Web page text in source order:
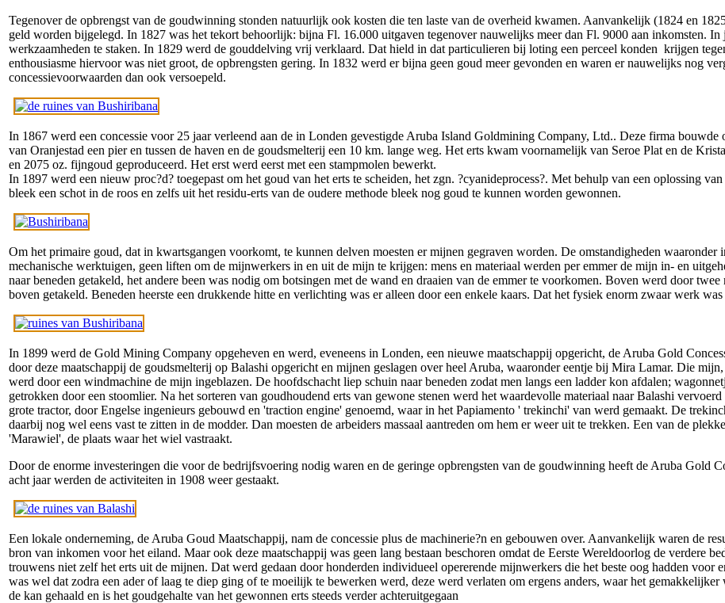
Tegenover de opbrengst van de goudwinning stonden natuurlijk ook kosten die ten laste van de overheid kwamen. Aanvankelijk (1824 en
geld worden bijgelegd. In 1827 was het tekort behoorlijk: bijna Fl. 16.000 uitgaven tegenover nauwelijks meer dan Fl. 9000 aan inkomsten.
werkzaamheden te staken. In 1829 werd de gouddelving vrij verklaard. Dat hield in dat particulieren bij loting een perceel konden krijgen
enthousiasme hiervoor was niet groot, de opbrengsten gering. In 1832 werd er bijna geen goud meer gevonden en waren er nauwelijks nog
concessievoorwaarden dan ook versoepeld.
In 1867 werd een concessie voor 25 jaar verleend aan de in Londen gevestigde Aruba Island Goldmining Company, Ltd.. Deze firma
van Oranjestad een pier en tussen de haven en de goudsmelterij een 10 km. lange weg. Het erts kwam voornamelijk van Seroe Plat en de
en 2075 oz. fijngoud geproduceerd. Het erst werd eerst met een stampmolen bewerkt.
In 1897 werd een nieuw proc?d? toegepast om het goud van het erts te scheiden, het zgn. ?cyanideprocess?. Met behulp van een oplossing
bleek een schot in de roos en zelfs uit het residu-erts van de oudere methode bleek nog goud te kunnen worden gewonnen.
Om het primaire goud, dat in kwartsgangen voorkomt, te kunnen delven moesten er mijnen gegraven worden. De omstandigheden
mechanische werktuigen, geen liften om de mijnwerkers in en uit de mijn te krijgen: mens en materiaal werden per emmer de mijn in- en
naar beneden getakeld, het andere been was nodig om botsingen met de wand en draaien van de emmer te voorkomen. Boven werd door
boven getakeld. Beneden heerste een drukkende hitte en verlichting was er alleen door een enkele kaars. Dat het fysiek enorm zwaar werk
In 1899 werd de Gold Mining Company opgeheven en werd, eveneens in Londen, een nieuwe maatschappij opgericht, de Aruba Gold
door deze maatschappij de goudsmelterij op Balashi opgericht en mijnen geslagen over heel Aruba, waaronder eentje bij Mira Lamar. Die
werd door een windmachine de mijn ingeblazen. De hoofdschacht liep schuin naar beneden zodat men langs een ladder kon afdalen;
getrokken door een stoomlier. Na het sorteren van goudhoudend erts van gewone stenen werd het waardevolle materiaal naar Balashi
grote tractor, door Engelse ingenieurs gebouwd en 'traction engine' genoemd, waar in het Papiamento ' trekinchi' van werd gemaakt. De
daarbij nog wel eens vast te zitten in de modder. Dan moesten de arbeiders massaal aantreden om hem er weer uit te trekken. Een van de
'Marawiel', de plaats waar het wiel vastraakt.
Door de enorme investeringen die voor de bedrijfsvoering nodig waren en de geringe opbrengsten van de goudwinning heeft de Aruba Gold
acht jaar werden de activiteiten in 1908 weer gestaakt.
Een lokale onderneming, de Aruba Goud Maatschappij, nam de concessie plus de machinerie?n en gebouwen over. Aanvankelijk waren de
bron van inkomen voor het eiland. Maar ook deze maatschappij was geen lang bestaan beschoren omdat de Eerste Wereldoorlog de verdere
trouwens niet zelf het erts uit de mijnen. Dat werd gedaan door honderden individueel opererende mijnwerkers die het beste oog hadden voor
was wel dat zodra een ader of laag te diep ging of te moeilijk te bewerken werd, deze werd verlaten om ergens anders, waar het
de kan gehaald en is het goudgehalte van het gewonnen erts steeds verder achteruitgegaan